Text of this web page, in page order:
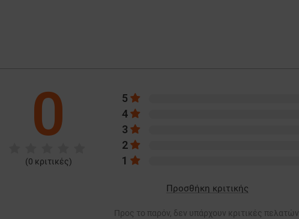
0
(0 κριτικές)
5
4
3
2
1
Προσθήκη κριτικής
Προς το παρόν, δεν υπάρχουν κριτικές πελατών.